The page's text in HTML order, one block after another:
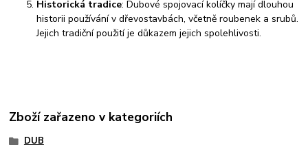
Historická tradice: Dubové spojovací kolíčky mají dlouhou
historii používání v dřevostavbách, včetně roubenek a srubů.
Jejich tradiční použití je důkazem jejich spolehlivosti.
Zboží zařazeno v kategoriích
DUB